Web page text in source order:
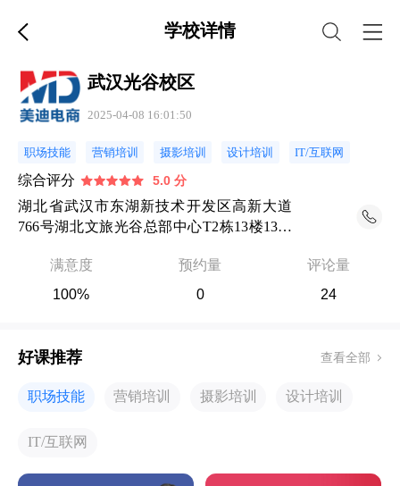
学校详情
武汉光谷校区
2025-04-08 16:01:50
职场技能 营销培训 摄影培训 设计培训 IT/互联网
综合评分 5.0 分
湖北省武汉市东湖新技术开发区高新大道
766号湖北文旅光谷总部中心T2栋13楼1301
满意度
100%
预约量
0
评论量
24
好课推荐 查看全部
职场技能 营销培训 摄影培训 设计培训
IT/互联网